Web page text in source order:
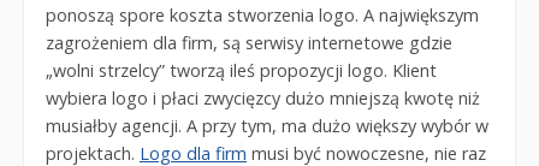
ponoszą spore koszta stworzenia logo. A największym
zagrożeniem dla firm, są serwisy internetowe gdzie
„wolni strzelcy” tworzą ileś propozycji logo. Klient
wybiera logo i płaci zwycięzcy dużo mniejszą kwotę niż
musiałby agencji. A przy tym, ma dużo większy wybór w
projektach. Logo dla firm musi być nowoczesne, nie raz